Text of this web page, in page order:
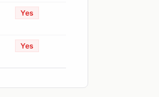
Yes
Yes